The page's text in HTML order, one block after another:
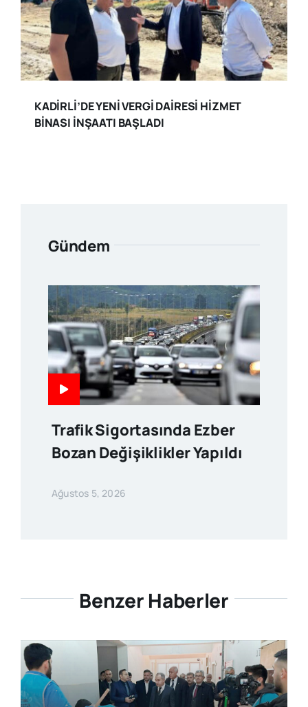
KADİRLİ’DE YENİ VERGİ DAİRESİ HİZMET
BİNASI İNŞAATI BAŞLADI
Gündem
Trafik Sigortasında Ezber
Bozan Değişiklikler Yapıldı
Ağustos 5, 2026
Benzer Haberler